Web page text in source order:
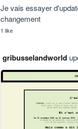
Je vais essayer
changement
1 like
gribusselandworld